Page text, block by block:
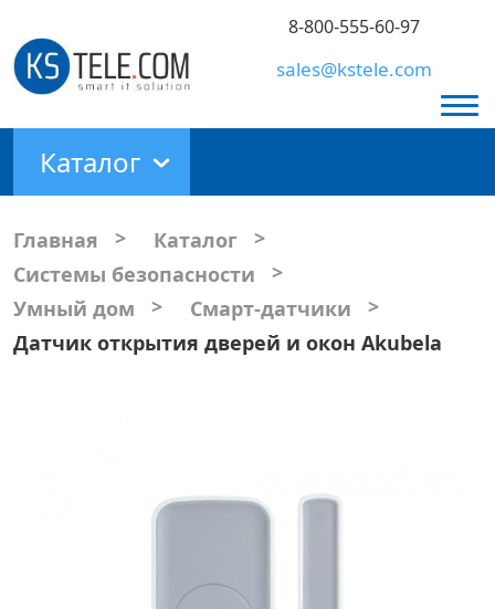
8-800-555-60-97
sales@kstele.com
Каталог
Главная > Каталог
>
Системы безопасности
>
Умный дом
> Смарт-датчики
>
Датчик открытия дверей и окон Akubela